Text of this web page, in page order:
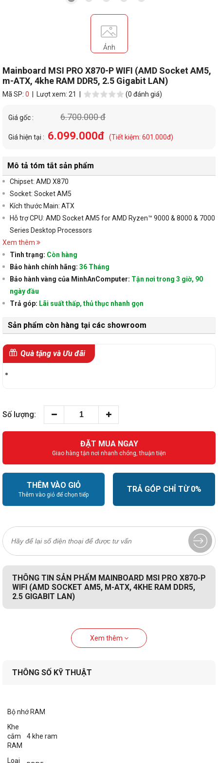
Ảnh
Mainboard MSI PRO X870-P WIFI (AMD Socket AM5,
m-ATX, 4khe RAM DDR5, 2.5 Gigabit LAN)
Mã SP: 0 | Lượt xem: 21 | (0 đánh giá)
Giá gốc : 6.700.000 đ
Giá hiện tại : 6.099.000đ (Tiết kiệm: 601.000đ)
Mô tả tóm tắt sản phẩm
Chipset: AMD X870
Socket: Socket AM5
Kích thước Main: ATX
Hỗ trợ CPU: AMD Socket AM5 for AMD Ryzen™ 9000 & 8000 & 7000
Series Desktop Processors
Xem thêm
Tình trạng: Còn hàng
Bảo hành chính hãng: 36 Tháng
Bảo hành vàng của MinhAnComputer: Tận nơi trong 3 giờ, 90
ngày đầu
Trả góp: Lãi suất thấp, thủ thục nhanh gọn
Sản phẩm còn hàng tại các showroom
Quà tặng và Ưu đãi
Số lượng:
ĐẶT MUA NGAY
Giao hàng tận nơi nhanh chóng, thuận tiện
THÊM VÀO GIỎ
Thêm vào giỏ để chọn tiếp
TRẢ GÓP CHỈ TỪ 0%
THÔNG TIN SẢN PHẨM MAINBOARD MSI PRO X870-P
WIFI (AMD SOCKET AM5, M-ATX, 4KHE RAM DDR5,
2.5 GIGABIT LAN)
Xem thêm
THÔNG SỐ KỸ THUẬT
Bộ nhớ RAM
Khe
cắm
RAM
4 khe ram
Loại